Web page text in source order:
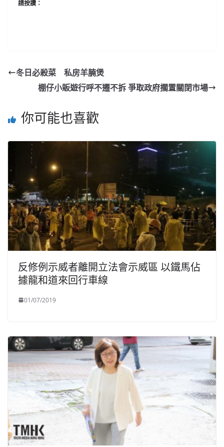
請按讚：
冬日必殺菜 私房羊腩煲
棚仔小販遊行呼不遷不拆 爭取政府擱置關閉市場
你可能也喜歡
反修例示威者離開立法會示威區 以鐵馬佔
據龍和道來回行車線
01/07/2019